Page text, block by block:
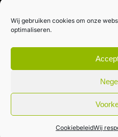
Wij gebruiken cookies om onze
optimaliseren.
CookiebeleidWij
Kennismakingspakket
Blijft op de hoogte
Rechtstreeks van het veld
Inschrijven nieuwsbrief
Algemene voorwaarden|